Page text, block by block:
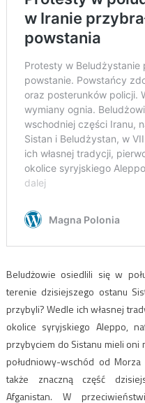
Beludżowie osiedlili się w
terenie dzisiejszego ostanu
przybyli? Wedle ich własnej
okolice syryjskiego Aleppo,
przybyciem do Sistanu mieli
południowy-wschód od
także znaczną część
Afganistan. W